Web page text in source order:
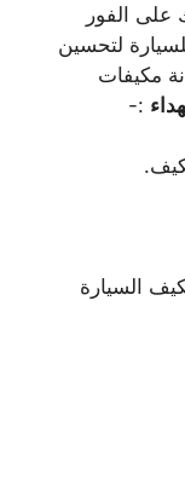
على الفور
لتحسين
مكيفات
:-
السيارة